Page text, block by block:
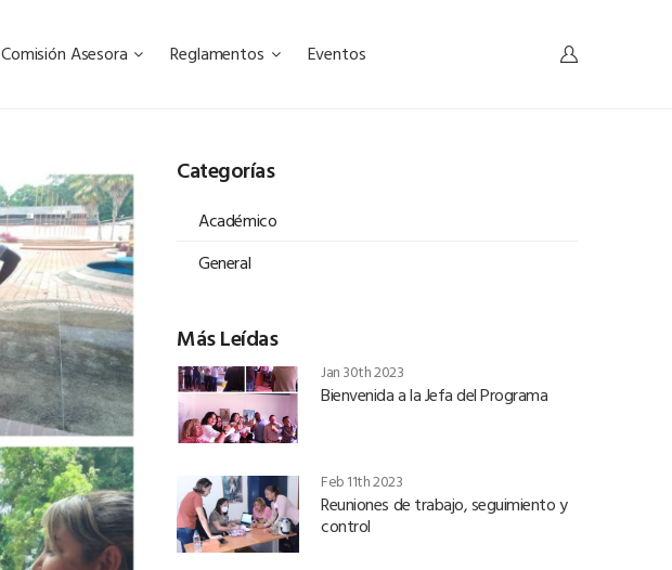
Comisión Asesora Reglamentos Eventos
Categorías
Académico
General
Más Leídas
Jan 30th 2023
Bienvenida a la Jefa del Programa
Feb 11th 2023
Reuniones de trabajo, seguimiento y
control